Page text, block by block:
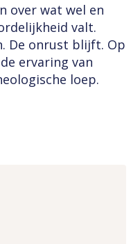
over wat wel en
valt.
De onrust blijft. Op
ervaring van
loep.